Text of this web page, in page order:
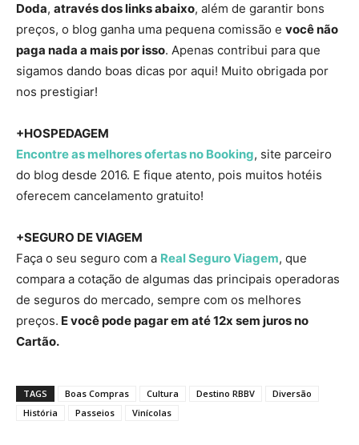
Doda, através dos links abaixo, além de garantir bons
preços, o blog ganha uma pequena comissão e você não
paga nada a mais por isso. Apenas contribui para que
sigamos dando boas dicas por aqui! Muito obrigada por
nos prestigiar!
+HOSPEDAGEM
Encontre as melhores ofertas no Booking, site parceiro
do blog desde 2016. E fique atento, pois muitos hotéis
oferecem cancelamento gratuito!
+SEGURO DE VIAGEM
Faça o seu seguro com a Real Seguro Viagem, que
compara a cotação de algumas das principais operadoras
de seguros do mercado, sempre com os melhores
preços. E você pode pagar em até 12x sem juros no
Cartão.
TAGS Boas Compras Cultura Destino RBBV
Diversão
História
Passeios Vinícolas